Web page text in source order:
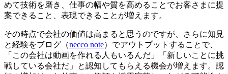
めて技術を磨き、仕事の幅や質を高めることでお客さまに提
案できること、表現できることが増えます。
その時点で会社の価値は高まると思うのですが、さらに知見
と経験をブログ（necco note）でアウトプットすることで、
「この会社は動画を作れる人もいるんだ」「新しいことに挑
戦している会社だ」と認知してもらえる機会が増えます。認